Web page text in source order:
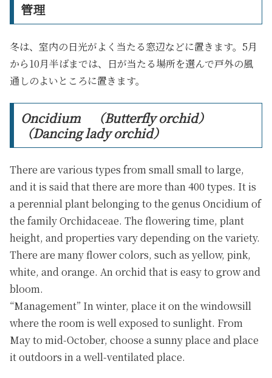
管理
冬は、室内の日光がよく当たる窓辺などに置きます。5月
から10月半ばまでは、日が当たる場所を選んで戸外の風
通しのよいところに置きます。
Oncidium （Butterfly orchid）
（Dancing lady orchid）
There are various types from small small to large,
and it is said that there are more than 400 types. It is
a perennial plant belonging to the genus Oncidium of
the family Orchidaceae. The flowering time, plant
height, and properties vary depending on the variety.
There are many flower colors, such as yellow, pink,
white, and orange. An orchid that is easy to grow and
bloom.
“Management” In winter, place it on the windowsill
where the room is well exposed to sunlight. From
May to mid-October, choose a sunny place and place
it outdoors in a well-ventilated place.